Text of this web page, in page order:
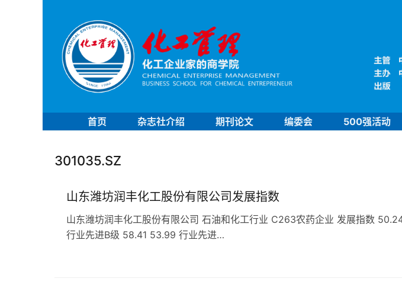
首页 杂志社介绍 期刊论文 编委会 500强活动
301035.SZ
山东潍坊润丰化工股份有限公司发展指数
山东潍坊润丰化工股份有限公司 石油和化工行业 C263农药企业 发展指数
行业先进B级 58.41 53.99 行业先进…